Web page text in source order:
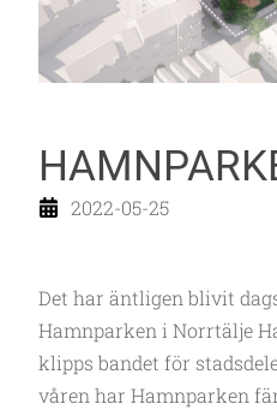
2022-05-25
Det har äntligen blivit
Hamnparken i Norrtälje
klipps bandet för
våren har Hamnparken